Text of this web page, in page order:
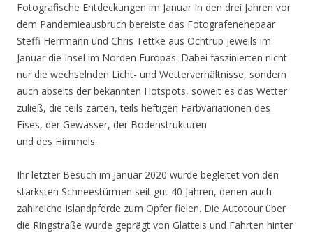
Fotografische Entdeckungen im Januar In den drei Jahren vor
dem Pandemieausbruch bereiste das Fotografenehepaar
Steffi Herrmann und Chris Tettke aus Ochtrup jeweils im
Januar die Insel im Norden Europas. Dabei faszinierten nicht
nur die wechselnden Licht- und Wetterverhältnisse, sondern
auch abseits der bekannten Hotspots, soweit es das Wetter
zuließ, die teils zarten, teils heftigen Farbvariationen des
Eises, der Gewässer, der Bodenstrukturen
und des Himmels.
Ihr letzter Besuch im Januar 2020 wurde begleitet von den
stärksten Schneestürmen seit gut 40 Jahren, denen auch
zahlreiche Islandpferde zum Opfer fielen. Die Autotour über
die Ringstraße wurde geprägt von Glatteis und Fahrten hinter